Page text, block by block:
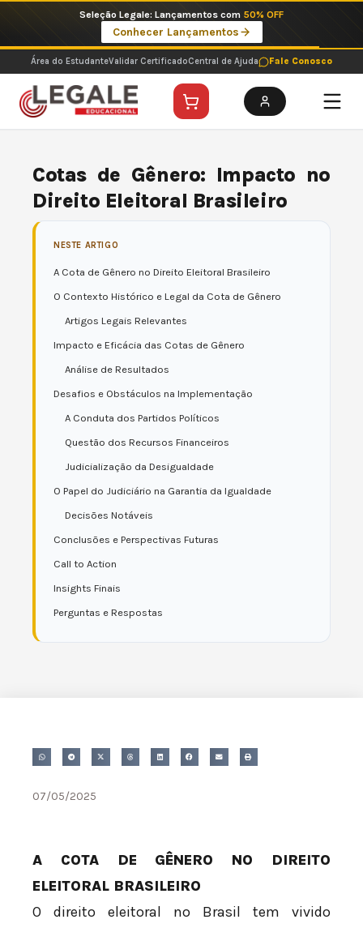
o
conteúdo
Imperdíveis no Pix: Pós Selecionadas a 199 reais no pix em parcela única
Ver ofertas
Área do EstudanteValidar CertificadoCentral de Ajuda Fale Conosco
Cotas de Gênero: Impacto no
Direito Eleitoral Brasileiro
NESTE ARTIGO
A Cota de Gênero no Direito Eleitoral Brasileiro
O Contexto Histórico e Legal da Cota de Gênero
Artigos Legais Relevantes
Impacto e Eficácia das Cotas de Gênero
Análise de Resultados
Desafios e Obstáculos na Implementação
A Conduta dos Partidos Políticos
Questão dos Recursos Financeiros
Judicialização da Desigualdade
O Papel do Judiciário na Garantia da Igualdade
Decisões Notáveis
Conclusões e Perspectivas Futuras
Call to Action
Insights Finais
Perguntas e Respostas
07/05/2025
A COTA DE GÊNERO NO DIREITO
ELEITORAL BRASILEIRO
O direito eleitoral no Brasil tem vivido